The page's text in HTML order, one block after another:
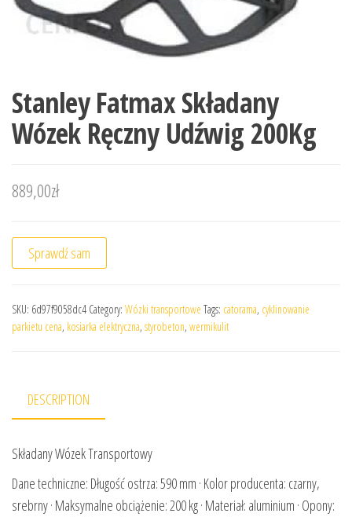
Stanley Fatmax Składany
Wózek Ręczny Udźwig 200Kg
889,00zł
Sprawdź sam
SKU: 6d97f9058dc4 Category: Wózki transportowe Tags: catorama, cyklinowanie
parkietu cena, kosiarka elektryczna, styrobeton, wermikulit
DESCRIPTION
Składany Wózek Transportowy
Dane techniczne: Długość ostrza: 590 mm · Kolor producenta: czarny,
srebrny · Maksymalne obciążenie: 200 kg · Materiał: aluminium · Opony: